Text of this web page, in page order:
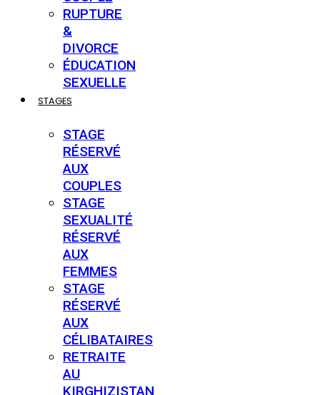
RUPTURE
&
DIVORCE
ÉDUCATION
SEXUELLE
STAGES
STAGE
RÉSERVÉ
AUX
COUPLES
STAGE
SEXUALITÉ
RÉSERVÉ
AUX
FEMMES
STAGE
RÉSERVÉ
AUX
CÉLIBATAIRES
RETRAITE
AU
KIRGHIZISTAN